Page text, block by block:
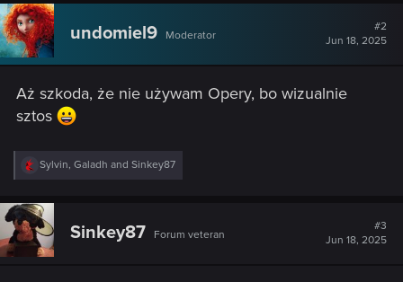
c
t
i
o
n
:
undomiel9 Moderator
#2
Jun 18, 2025
Aż szkoda, że nie używam Opery, bo wizualnie
sztos
R
e
c
t
i
o
Sylvin, Galadh and Sinkey87
Sinkey87 Forum veteran
#3
Jun 18, 2025